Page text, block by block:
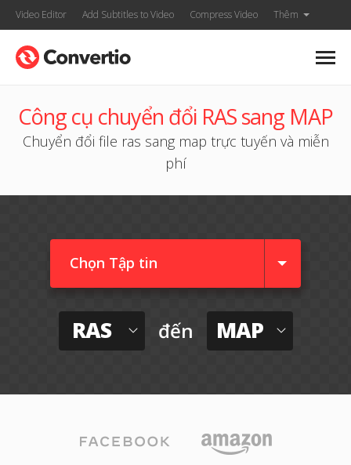
Video Editor Add Subtitles to Video Compress Video Thêm
Công cụ chuyển đổi RAS sang MAP
Chuyển đổi file ras sang map trực tuyến và miễn
phí
Chọn Tập tin
RAS đến MAP